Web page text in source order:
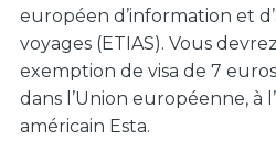
européen d’information et
voyages (ETIAS). Vous
exemption de visa de 7
dans l’Union européenne, à
américain Esta.